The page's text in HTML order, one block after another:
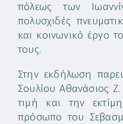
πόλεως των
πολυσχιδές
και κοινωνικό έργο
τους.
Στην εκδήλωση
Σουλίου Αθανάσιος
τιμή και την
πρόσωπο του